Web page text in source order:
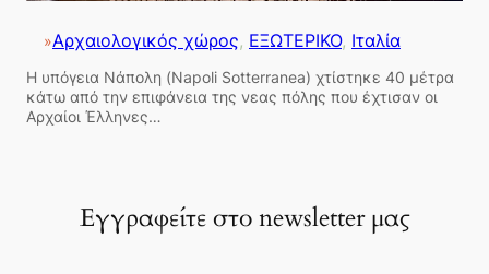
»Αρχαιολογικός χώρος, ΕΞΩΤΕΡΙΚΟ, Ιταλία
Η υπόγεια Νάπολη (Napoli Sotterranea) χτίστηκε 40 μέτρα
κάτω από την επιφάνεια της νεας πόλης που έχτισαν οι
Αρχαίοι Έλληνες…
Εγγραφείτε στο newsletter μας